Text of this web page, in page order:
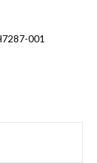
001